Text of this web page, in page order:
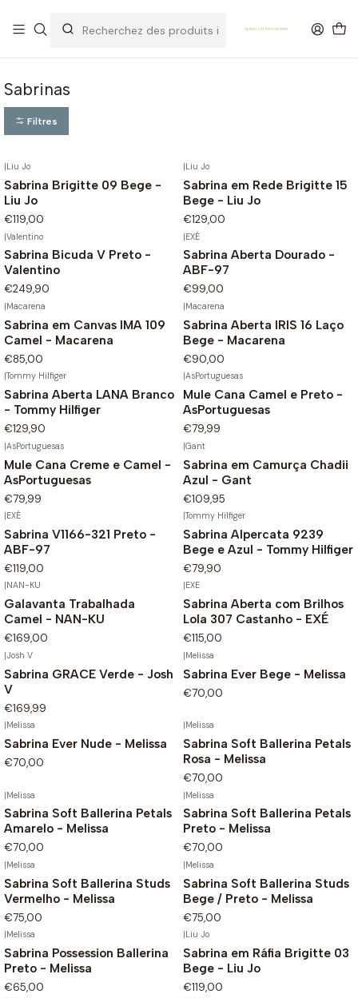
OFERTA DE PORTES DE ENVIO em compras para Portugal superiores a
80€ de artigos sem promoção
Sabrinas
Filtres
Liu Jo
Sabrina Brigitte 09 Bege -
Liu Jo
€119,00
Liu Jo
Sabrina em Rede Brigitte 15
Bege - Liu Jo
€129,00
|Valentino
Sabrina Bicuda V Preto -
Valentino
€249,90
|EXÉ
Sabrina Aberta Dourado -
ABF-97
€99,00
|Macarena
Sabrina em Canvas IMA 109
Camel - Macarena
€85,00
|Macarena
Sabrina Aberta IRIS 16 Laço
Bege - Macarena
€90,00
|Tommy Hilfiger
Sabrina Aberta LANA Branco
- Tommy Hilfiger
€129,90
|AsPortuguesas
Mule Cana Camel e Preto -
AsPortuguesas
€79,99
|AsPortuguesas
Mule Cana Creme e Camel -
AsPortuguesas
€79,99
|Gant
Sabrina em Camurça Chadii
Azul - Gant
€109,95
|EXÉ
Sabrina V1166-321 Preto -
ABF-97
€119,00
|Tommy Hilfiger
Sabrina Alpercata 9239
Bege e Azul - Tommy Hilfiger
€79,90
NAN-KU
Galavanta Trabalhada
Camel - NAN-KU
€169,00
EXÉ
Sabrina Aberta com Brilhos
Lola 307 Castanho - EXÉ
€115,00
|Josh V
Sabrina GRACE Verde - Josh
V
€169,99
|Melissa
Sabrina Ever Bege - Melissa
€70,00
Melissa
Sabrina Ever Nude - Melissa
€70,00
Melissa
Sabrina Soft Ballerina Petals
Rosa - Melissa
€70,00
|Melissa
Sabrina Soft Ballerina Petals
Amarelo - Melissa
€70,00
|Melissa
Sabrina Soft Ballerina Petals
Preto - Melissa
€70,00
|Melissa
Sabrina Soft Ballerina Studs
Vermelho - Melissa
€75,00
|Melissa
Sabrina Soft Ballerina Studs
Bege / Preto - Melissa
€75,00
Melissa
Sabrina Possession Ballerina
Preto - Melissa
€65,00
Liu Jo
Sabrina em Ráfia Brigitte 03
Bege - Liu Jo
€119,00